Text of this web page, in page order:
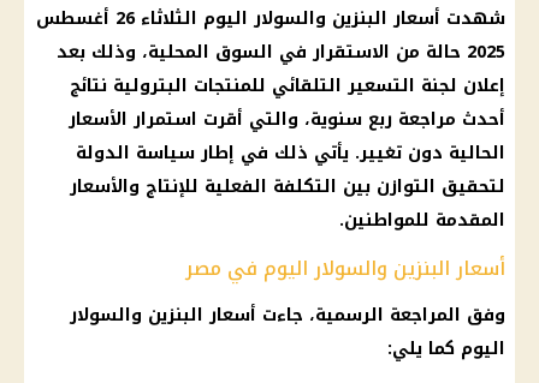
شهدت أسعار البنزين والسولاراليوم الثلاثاء 26
أغسطس
2025 حالة من الاستقرار في السوق المحلية، وذلك بعد
إعلان لجنة التسعير التلقائي للمنتجات البترولية نتائج
أحدث مراجعة ربع سنوية، والتي أقرت استمرارالأسعار
الحالية دون تغيير. يأتي ذلك في إطار سياسة الدولة
لتحقيق التوازن بين التكلفة الفعلية للإنتاج والأسعار
المقدمة للمواطنين.
أسعار البنزين والسولار اليوم في مصر
وفق المراجعة الرسمية، جاءت أسعار البنزين والسولار
اليوم كما يلي: